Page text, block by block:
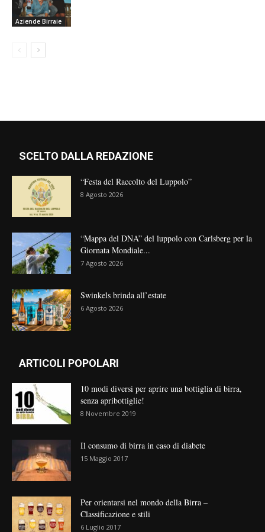
Aziende Birraie
SCELTO DALLA REDAZIONE
“Festa del Raccolto del Luppolo”
8 Agosto 2026
“Mappa del DNA” del luppolo con Carlsberg per la
Giornata Mondiale...
7 Agosto 2026
Swinkels brinda all’estate
6 Agosto 2026
ARTICOLI POPOLARI
10 modi diversi per aprire una bottiglia di birra,
senza apribottiglie!
8 Novembre 2019
Il consumo di birra in caso di diabete
15 Maggio 2017
Per orientarsi nel mondo della Birra –
Classificazione e stili
6 Luglio 2017